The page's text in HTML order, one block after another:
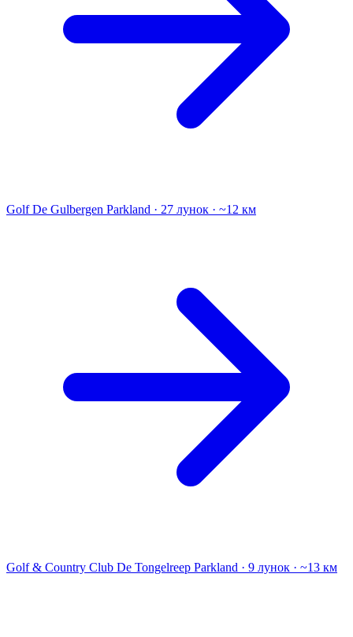
Golf De Gulbergen Parkland · 27 лунок · ~12 км
Golf & Country Club De Tongelreep Parkland · 9 лунок · ~13 км